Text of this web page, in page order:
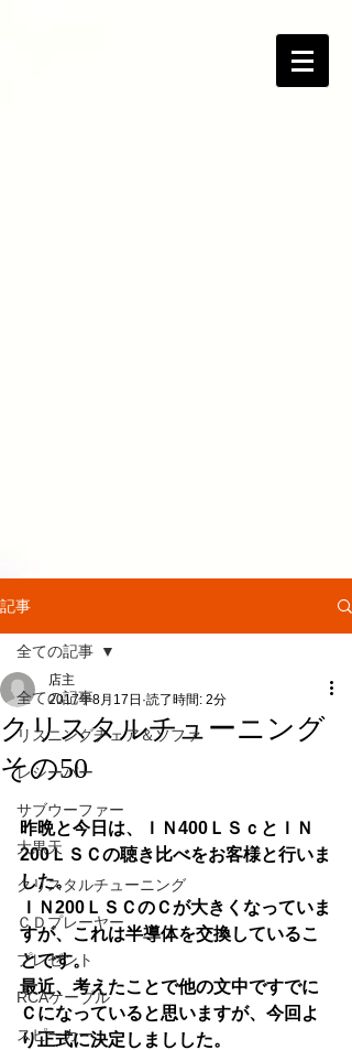
記事
全ての記事
リスニングチェア＆ソファ
レシーバー
サブウーファー
大黒天
クリスタルチューニング
ＣＤプレーヤー
プレゼント
RCAケーブル
スピーカー
全ての記事
クリスタルチューニング
その50
店主
2017年8月17日 読了時間: 2分
昨晩と今日は、ＩＮ400ＬＳｃとＩＮ
200ＬＳＣの聴き比べをお客様と行いま
した。
ＩＮ200ＬＳＣのＣが大きくなっていま
すが、これは半導体を交換しているこ
とです。
最近、考えたことで他の文中ですでに
Ｃになっていると思いますが、今回よ
り正式に決定しましした。